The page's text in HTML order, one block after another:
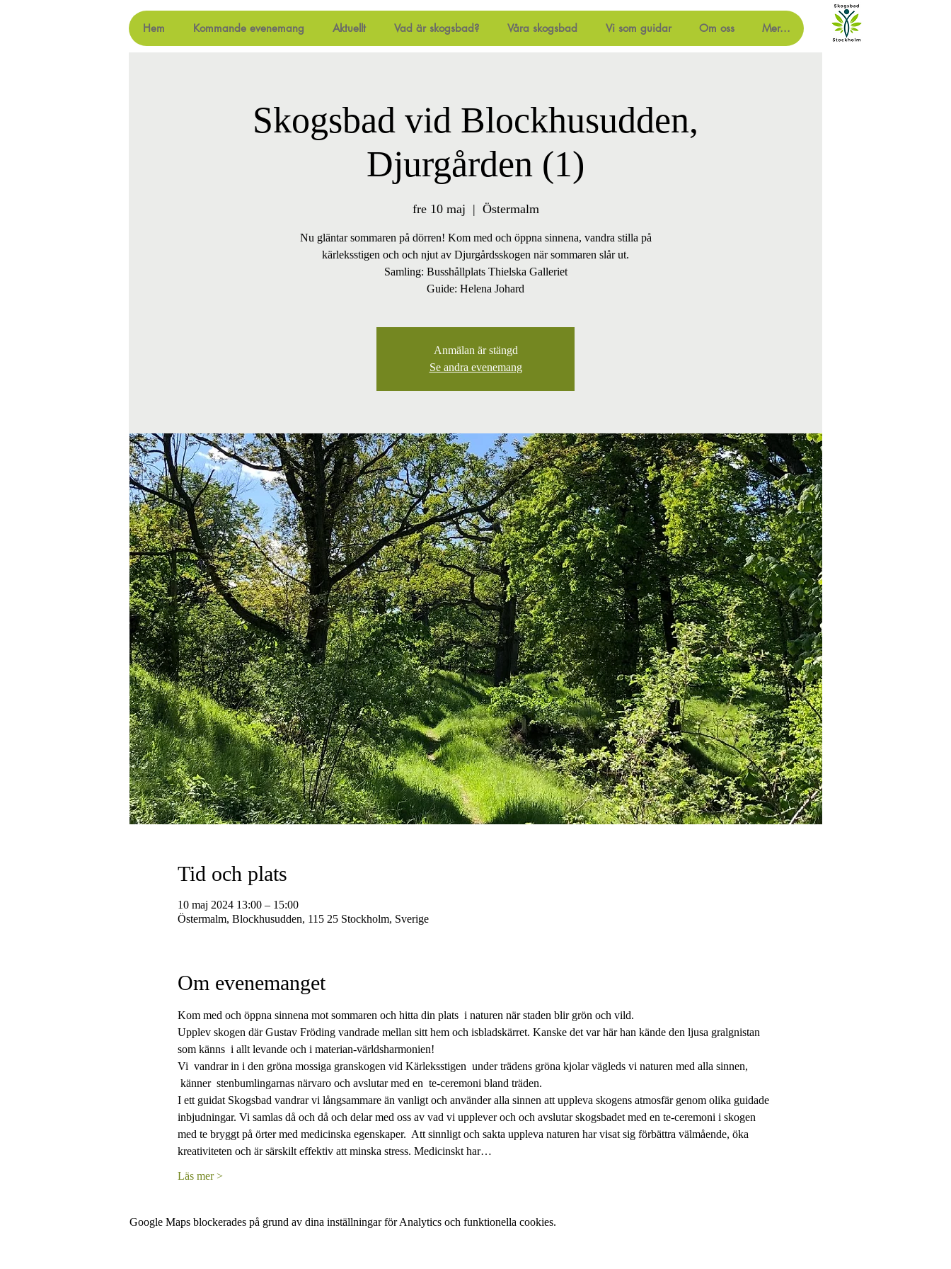
Hem Kommande evenemang Aktuellt Vad är skogsbad? Våra skogsbad Vi som guidar Om oss Mer...
Skogsbad vid Blockhusudden,
Djurgården (1)
fre 10 maj
  |
Östermalm
Nu gläntar sommaren på dörren! Kom med och öppna sinnena, vandra stilla på
kärleksstigen och och njut av Djurgårdsskogen när sommaren slår ut.
Samling: Busshållplats Thielska Galleriet
Guide: Helena Johard
Anmälan är stängd
Se andra evenemang
Tid och plats
10 maj 2024 13:00 – 15:00
Östermalm, Blockhusudden, 115 25 Stockholm, Sverige
Om evenemanget
Kom med och öppna sinnena mot sommaren och hitta din plats  i naturen när staden blir grön och vild.
Upplev skogen där Gustav Fröding vandrade mellan sitt hem och isbladskärret. Kanske det var här han kände den ljusa gralgnistan
som känns  i allt levande och i materian-världsharmonien!
Vi  vandrar in i den gröna mossiga granskogen vid Kärleksstigen  under trädens gröna kjolar vägleds vi naturen med alla sinnen,
känner  stenbumlingarnas närvaro och avslutar med en  te-ceremoni bland träden.
I ett guidat Skogsbad vandrar vi långsammare än vanligt och använder alla sinnen att uppleva skogens atmosfär genom olika guidade
inbjudningar. Vi samlas då och då och delar med oss av vad vi upplever och och avslutar skogsbadet med en te-ceremoni i skogen
med te bryggt på örter med medicinska egenskaper.  Att sinnligt och sakta uppleva naturen har visat sig förbättra välmående, öka
kreativiteten och är särskilt effektiv att minska stress. Medicinskt har…
Läs mer >
Google Maps blockerades på grund av dina inställningar för Analytics och funktionella cookies.